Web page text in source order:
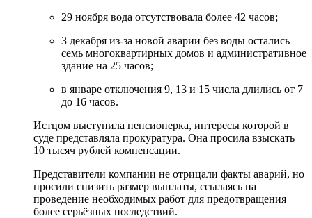
29 ноября вода отсутствовала более 42 часов;
3 декабря из-за новой аварии без воды остались
семь многоквартирных домов и административное
здание на 25 часов;
в январе отключения 9, 13 и 15 числа длились от 7
до 16 часов.
Истцом выступила пенсионерка, интересы которой в
суде представляла прокуратура. Она просила взыскать
10 тысяч рублей компенсации.
Представители компании не отрицали факты аварий, но
просили снизить размер выплаты, ссылаясь на
проведение необходимых работ для предотвращения
более серьёзных последствий.